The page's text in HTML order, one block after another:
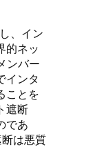
、イン
的ネッ
ンバー
インタ
ことを
遮断
であ
は悪質